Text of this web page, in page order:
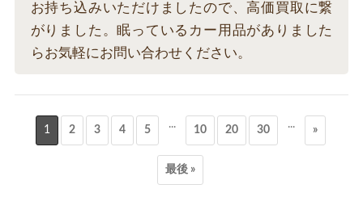
お持ち込みいただけましたので、高価買取に繋
がりました。眠っているカー用品がありました
らお気軽にお問い合わせください。
1 2 3 4 5 ... 10 20 30 ... »
最後 »